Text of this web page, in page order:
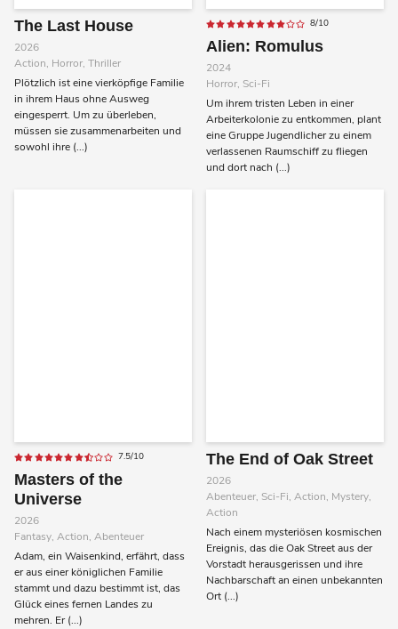
The Last House
2026
Action, Horror, Thriller
Plötzlich ist eine vierköpfige Familie
in ihrem Haus ohne Ausweg
eingesperrt. Um zu überleben,
müssen sie zusammenarbeiten und
sowohl ihre (...)
8/10
Alien: Romulus
2024
Horror, Sci-Fi
Um ihrem tristen Leben in einer
Arbeiterkolonie zu entkommen, plant
eine Gruppe Jugendlicher zu einem
verlassenen Raumschiff zu fliegen
und dort nach (...)
7.5/10
Masters of the
Universe
2026
Fantasy, Action, Abenteuer
Adam, ein Waisenkind, erfährt, dass
er aus einer königlichen Familie
stammt und dazu bestimmt ist, das
Glück eines fernen Landes zu
mehren. Er (...)
The End of Oak Street
2026
Abenteuer, Sci-Fi, Action, Mystery,
Action
Nach einem mysteriösen kosmischen
Ereignis, das die Oak Street aus der
Vorstadt herausgerissen und ihre
Nachbarschaft an einen unbekannten
Ort (...)